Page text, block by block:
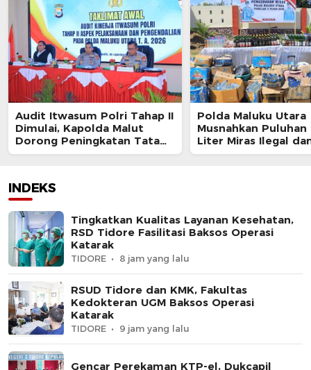
Audit Itwasum Polri Tahap II
Dimulai, Kapolda Malut
Dorong Peningkatan Tata
Kelola Organisasi yang
Polda Maluku Utara
Musnahkan Puluhan
Liter Miras Ilegal
Bongkar Jaringan
INDEKS
Tingkatkan Kualitas Layanan Kesehatan,
RSD Tidore Fasilitasi Baksos Operasi
Katarak
TIDORE 8 jam yang lalu
RSUD Tidore dan KMK, Fakultas
Kedokteran UGM Baksos Operasi
Katarak
TIDORE 9 jam yang lalu
Gencar Perekaman KTP-el, Dukcapil